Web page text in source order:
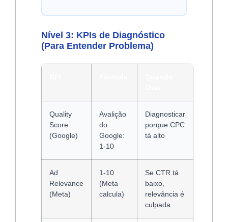
Nível 3: KPIs de Diagnóstico
(Para Entender Problema)
Quality
Score
(Google)
Avalição
do
Google:
1-10
Diagnosticar
porque CPC
tá alto
Ad
Relevance
(Meta)
1-10
(Meta
calcula)
Se CTR tá
baixo,
relevância é
culpada